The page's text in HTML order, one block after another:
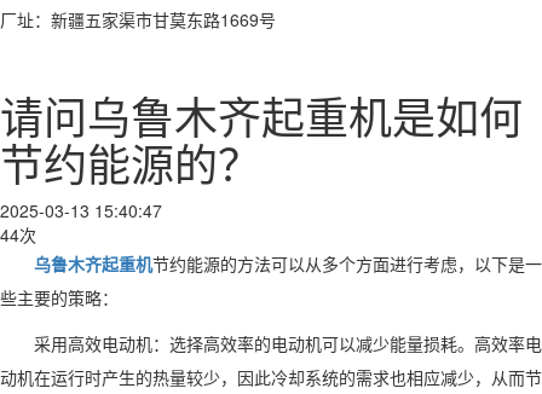
厂址：新疆五家渠市甘莫东路1669号
请问乌鲁木齐起重机是如何
节约能源的？
2025-03-13 15:40:47
44次
乌鲁木齐起重机节约能源的方法可以从多个方面进行考虑，以下是一
些主要的策略：
采用高效电动机：选择高效率的电动机可以减少能量损耗。高效率电
动机在运行时产生的热量较少，因此冷却系统的需求也相应减少，从而节